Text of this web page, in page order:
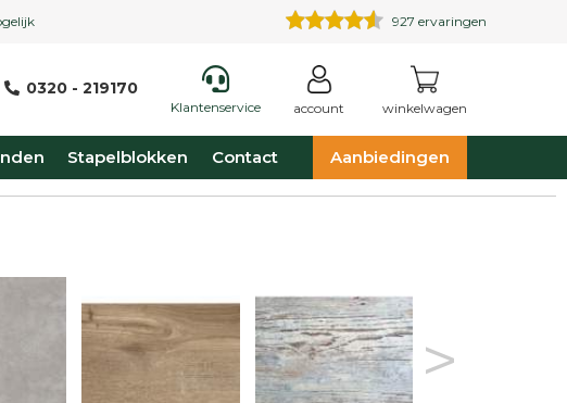
927 ervaringen
0320 - 219170
Klantenservice account winkelwagen
Stapelblokken Contact Aanbiedingen
>